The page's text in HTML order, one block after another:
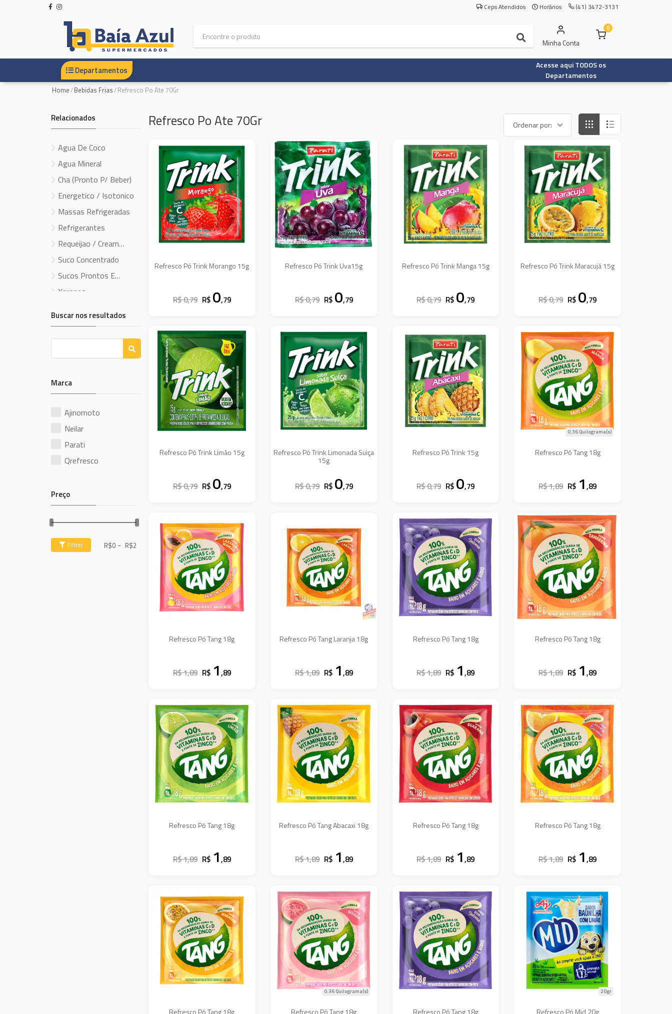
Ceps Atendidos Horários (41) 3472-3131
Minha Conta
0
Departamentos
Acesse aqui TODOS os
Departamentos
Home/Bebidas Frias/Refresco Po Ate 70Gr
Refresco Po Ate 70Gr
Refresco Pó Trink Morango 15g
R$ 0,79 R$ 0,79
Refresco Pó Trink Uva15g
R$ 0,79 R$ 0,79
Refresco Pó Trink Manga 15g
R$ 0,79 R$ 0,79
Refresco Pó Trink Maracujá 15g
R$ 0,79 R$ 0,79
Refresco Pó Trink Limão 15g
R$ 0,79 R$ 0,79
Refresco Pó Trink Limonada Suiça
15g
R$ 0,79 R$ 0,79
Refresco Pó Trink 15g
R$ 0,79 R$ 0,79
Refresco Pó Tang 18g
0.36 Quilograma(s)
R$ 1,89 R$ 1,89
Refresco Pó Tang 18g
R$ 1,89 R$ 1,89
Refresco Pó Tang Laranja 18g
R$ 1,89 R$ 1,89
Refresco Pó Tang 18g
R$ 1,89 R$ 1,89
Refresco Pó Tang 18g
R$ 1,89 R$ 1,89
Refresco Pó Tang 18g
R$ 1,89 R$ 1,89
Refresco Pó Tang Abacaxi 18g
R$ 1,89 R$ 1,89
Refresco Pó Tang 18g
R$ 1,89 R$ 1,89
Refresco Pó Tang 18g
R$ 1,89 R$ 1,89
Refresco Pó Tang 18g Refresco Pó Tang 18g
0.36 Quilograma(s)
Refresco Pó Tang 18g Refresco Pó Mid 20g
20gr
Relacionados
Agua De Coco
Agua Mineral
Cha (Pronto P/ Beber)
Energetico / Isotonico
Massas Refrigeradas
Refrigerantes
Cheese
Suco Concentrado
Beb.Soja
Xaropes
Buscar nos resultados
Marca
Ajinomoto
Neilar
Parati
Qrefresco
Preço
Filtrar R$0 - R$2